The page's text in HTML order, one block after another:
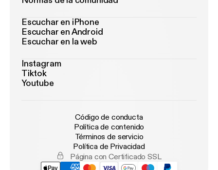
Escuchar en iPhone
Escuchar en Android
Escuchar en la web
Instagram
Tiktok
Youtube
Código de conducta
Política de contenido
Términos de servicio
Política de Privacidad
Página con Certificado SSL